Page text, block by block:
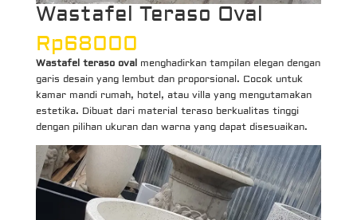
Wastafel Teraso Oval
Rp68000
Wastafel teraso ovalmenghadirkan tampilan elegan dengan
garis desain yang lembut dan proporsional. Cocok untuk
kamar mandi rumah, hotel, atau villa yang mengutamakan
estetika. Dibuat dari material teraso berkualitas tinggi
dengan pilihan ukuran dan warna yang dapat disesuaikan.